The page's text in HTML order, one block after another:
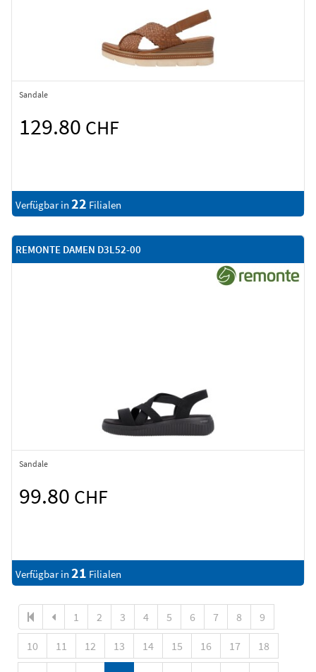
Sandale
129.80 CHF
Verfügbar in 22 Filialen
REMONTE DAMEN D3L52-00
Sandale
99.80 CHF
Verfügbar in 21 Filialen
1 2 3 4 5 6 7 8 9
10 11 12 13 14 15 16 17 18